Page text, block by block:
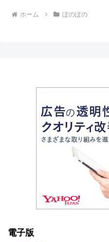
ホーム ぽのぽの
電子版